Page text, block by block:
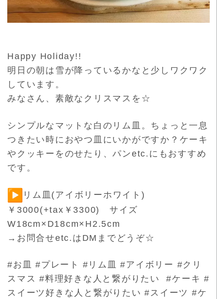
Happy Holiday!!
明日の朝は雪が降っているかなと少しワクワク
しています。
みなさん、素敵なクリスマスを☆
シンプルなマットな白のリム皿。ちょっと一息
つきたい時におやつ 皿にいかがですか？ケーキ
やクッキーをのせたり、パンetc. にもおすすめ
です。
リム皿(アイボリーホワイト)
￥3000(+tax￥3300) サイズ
W18cm×D18cm×H2.5cm
→お問合せetc.はDMまでどうぞ☆
#お皿 #プレート #リム皿 #アイボリー #クリ
スマス #料理好きな人と繋がりたい #ケーキ #
スイーツ好きな人と繋がりたい #スイーツ #ケ